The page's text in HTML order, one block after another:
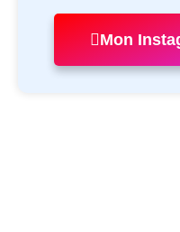
Mon